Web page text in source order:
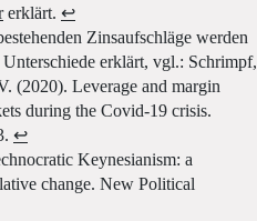
erklärt. ↩
Zinsaufschläge werden
erklärt, vgl.: Schrimpf,
(2020). Leverage and margin
during the Covid-19 crisis.
↩
Keynesianism: a
change. New Political